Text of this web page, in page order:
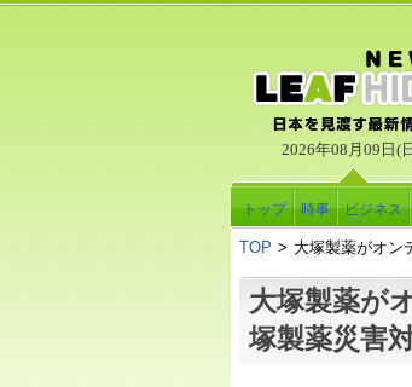
2026年08月09日(
トップ 時事 ビジネス
TOP > 大塚製薬がオン
大塚製薬が
塚製薬災害